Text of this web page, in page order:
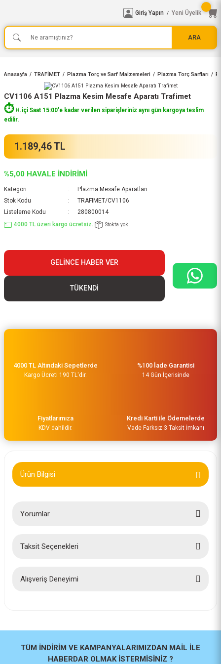
ARA
Giriş Yapın / Yeni Üyelik
Anasayfa TRAFİMET Plazma Torç ve Sarf Malzemeleri Plazma Torç Sarfları
CV1106 A151 Plazma Kesim Mesafe Aparatı Trafimet
⏱️H.içi Saat 15:00'e kadar verilen siparişleriniz aynı gün kargoya teslim
edilir.
1.189,46 TL
%5,00 HAVALE İNDİRİMİ
Kategori
Plazma Mesafe Aparatları
Stok Kodu
TRAFIMET/CV1106
Listeleme Kodu
280800014
4000 TL üzeri kargo ücretsiz..
Stokta yok
GELINCE HABER VER
TÜKENDİ
4000 TL Altındaki Sepetlerde
Kargo Ücreti 190 TL'dir.
%100 İade Garantisi
14 Gün İçerisinde
Fiyatlarımıza
KDV dahildir.
Kredi Karti ile Ödemelerde
Vade Farksız 3 Taksit İmkanı
Ürün Bilgisi
Yorumlar
Taksit Seçenekleri
Alışveriş Deneyimi
TÜM İNDİRİM VE KAMPANYALARIMIZDAN MAİL İLE
HABERDAR OLMAK İSTERMİSİNİZ ?